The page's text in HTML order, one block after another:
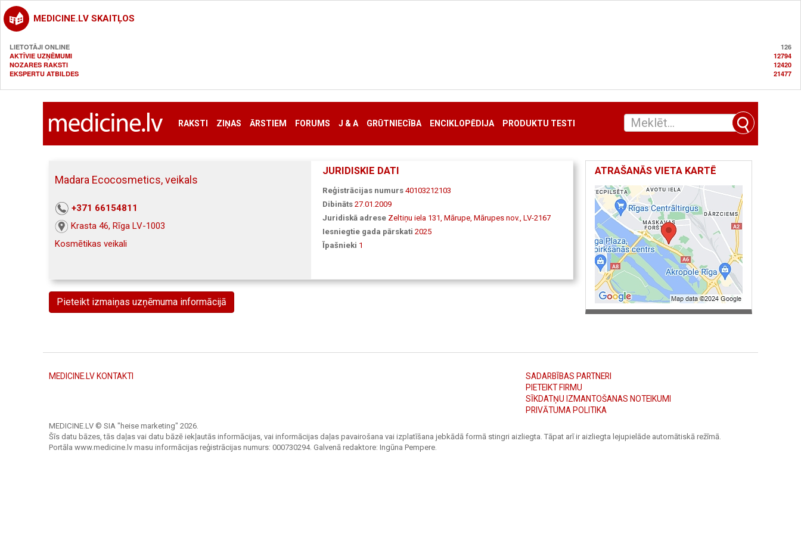
MEDICINE.LV SKAITĻOS
LIETOTĀJI ONLINE
126
AKTĪVIE UZŅĒMUMI
12794
NOZARES RAKSTI
12420
EKSPERTU ATBILDES
21477
RAKSTI ZIŅAS ĀRSTIEM FORUMS J & A GRŪTNIECĪBA ENCIKLOPĒDIJA PRODUKTU TESTI
Madara Ecocosmetics, veikals
+371 66154811
Krasta 46, Rīga LV-1003
Kosmētikas veikali
JURIDISKIE DATI
Reģistrācijas numurs 40103212103
Dibināts 27.01.2009
Juridiskā adrese Zeltiņu iela 131, Mārupe, Mārupes nov., LV-2167
Iesniegtie gada pārskati 2025
Īpašnieki 1
Pieteikt izmaiņas uzņēmuma informācijā
ATRAŠANĀS VIETA KARTĒ
MEDICINE.LV KONTAKTI
SADARBĪBAS PARTNERI
PIETEIKT FIRMU
SĪKDATŅU IZMANTOŠANAS NOTEIKUMI
PRIVĀTUMA POLITIKA
MEDICINE.LV © SIA "heise marketing" 2026.
Šīs datu bāzes, tās daļas vai datu bāzē iekļautās informācijas, vai informācijas daļas pavairošana vai izplatīšana jebkādā formā stingri aizliegta. Tāpat arī ir aizliegta lejupielāde automātiskā režīmā.
Portāla www.medicine.lv masu informācijas reģistrācijas numurs: 000730294. Galvenā redaktore: Ingūna Pempere.